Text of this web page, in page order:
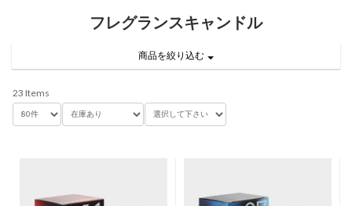
フレグランスキャンドル
商品を絞り込む
23 Items